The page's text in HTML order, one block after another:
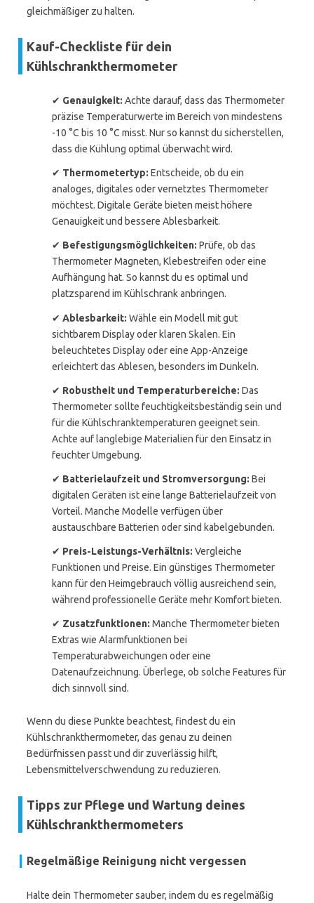
gleichmäßiger zu halten.
Kauf-Checkliste für dein
Kühlschrankthermometer
✔ Genauigkeit: Achte darauf, dass das Thermometer
präzise Temperaturwerte im Bereich von mindestens
-10 °C bis 10 °C misst. Nur so kannst du sicherstellen,
dass die Kühlung optimal überwacht wird.
✔ Thermometertyp: Entscheide, ob du ein
analoges, digitales oder vernetztes Thermometer
möchtest. Digitale Geräte bieten meist höhere
Genauigkeit und bessere Ablesbarkeit.
✔ Befestigungsmöglichkeiten: Prüfe, ob das
Thermometer Magneten, Klebestreifen oder eine
Aufhängung hat. So kannst du es optimal und
platzsparend im Kühlschrank anbringen.
✔ Ablesbarkeit: Wähle ein Modell mit gut
sichtbarem Display oder klaren Skalen. Ein
beleuchtetes Display oder eine App-Anzeige
erleichtert das Ablesen, besonders im Dunkeln.
✔ Robustheit und Temperaturbereiche: Das
Thermometer sollte feuchtigkeitsbeständig sein und
für die Kühlschranktemperaturen geeignet sein.
Achte auf langlebige Materialien für den Einsatz in
feuchter Umgebung.
✔ Batterielaufzeit und Stromversorgung: Bei
digitalen Geräten ist eine lange Batterielaufzeit von
Vorteil. Manche Modelle verfügen über
austauschbare Batterien oder sind kabelgebunden.
✔ Preis-Leistungs-Verhältnis: Vergleiche
Funktionen und Preise. Ein günstiges Thermometer
kann für den Heimgebrauch völlig ausreichend sein,
während professionelle Geräte mehr Komfort bieten.
✔ Zusatzfunktionen: Manche Thermometer bieten
Extras wie Alarmfunktionen bei
Temperaturabweichungen oder eine
Datenaufzeichnung. Überlege, ob solche Features für
dich sinnvoll sind.
Wenn du diese Punkte beachtest, findest du ein
Kühlschrankthermometer, das genau zu deinen
Bedürfnissen passt und dir zuverlässig hilft,
Lebensmittelverschwendung zu reduzieren.
Tipps zur Pflege und Wartung deines
Kühlschrankthermometers
Regelmäßige Reinigung nicht vergessen
Halte dein Thermometer sauber, indem du es regelmäßig